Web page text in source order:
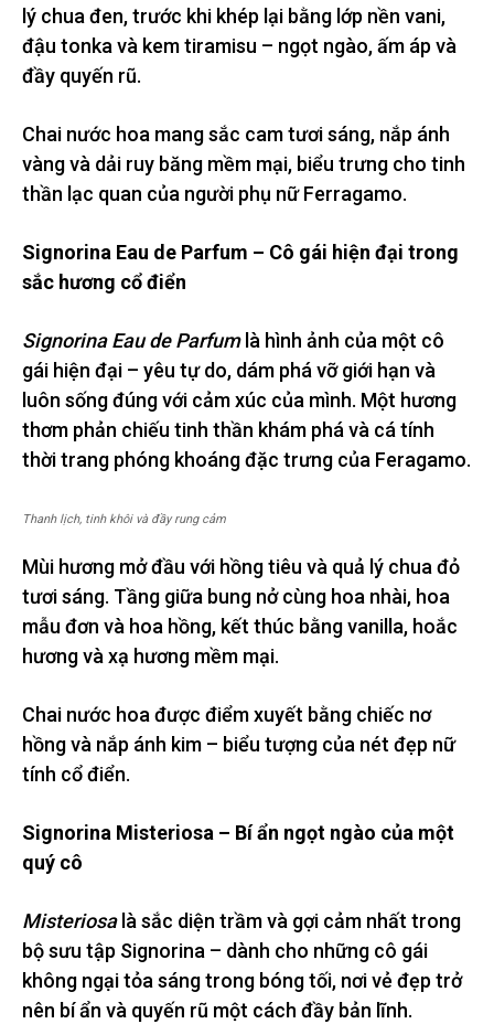
lý chua đen, trước khi khép lại bằng lớp nền vani,
đậu tonka và kem tiramisu – ngọt ngào, ấm áp và
đầy quyến rũ.
Chai nước hoa mang sắc cam tươi sáng, nắp ánh
vàng và dải ruy băng mềm mại, biểu trưng cho tinh
thần lạc quan của người phụ nữ Ferragamo.
Signorina Eau de Parfum – Cô gái hiện đại trong
sắc hương cổ điển
Signorina Eau de Parfumlà hình ảnh của một cô
gái hiện đại – yêu tự do, dám phá vỡ giới hạn và
luôn sống đúng với cảm xúc của mình. Một hương
thơm phản chiếu tinh thần khám phá và cá tính
thời trang phóng khoáng đặc trưng của Feragamo.
Thanh lịch, tinh khôi và đầy rung cảm
Mùi hương mở đầu với hồng tiêu và quả lý chua đỏ
tươi sáng. Tầng giữa bung nở cùng hoa nhài, hoa
mẫu đơn và hoa hồng, kết thúc bằng vanilla, hoắc
hương và xạ hương mềm mại.
Chai nước hoa được điểm xuyết bằng chiếc nơ
hồng và nắp ánh kim – biểu tượng của nét đẹp nữ
tính cổ điển.
Signorina Misteriosa – Bí ẩn ngọt ngào của một
quý cô
Misteriosalà sắc diện trầm và gợi cảm nhất trong
bộ sưu tập Signorina – dành cho những cô gái
không ngại tỏa sáng trong bóng tối, nơi vẻ đẹp trở
nên bí ẩn và quyến rũ một cách đầy bản lĩnh.